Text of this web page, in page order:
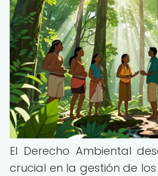
El Derecho Ambiental
crucial en la gestión de